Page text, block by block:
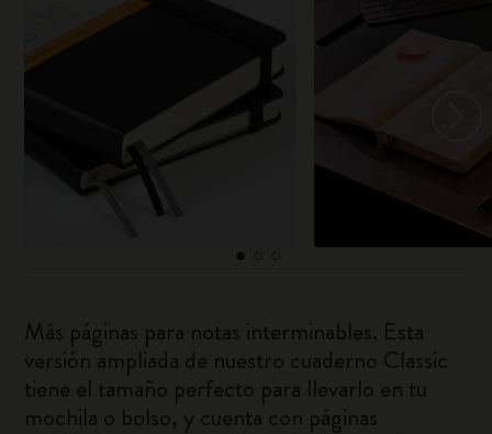
Más páginas para notas interminables. Esta
versión ampliada de nuestro cuaderno Classic
tiene el tamaño perfecto para llevarlo en tu
mochila o bolso, y cuenta con páginas